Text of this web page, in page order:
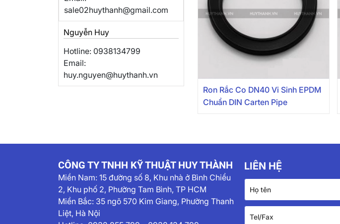
sale02huythanh@gmail.com
Nguyễn Huy
Hotline: 0938134799
Email:
huy.nguyen@huythanh.vn
Ron Rắc Co DN40 Vi Sinh EPDM
Chuẩn DIN Carten Pipe
CÔNG TY TNHH KỸ THUẬT HUY THÀNH
Miền Nam: 15 đường số 8, Khu nhà ở Bình Chiểu
2, Khu phố 2, Phường Tam Bình, TP HCM
Miền Bắc: 35 ngõ 570 Kim Giang, Phường Thanh
Liệt, Hà Nội
LIÊN HỆ